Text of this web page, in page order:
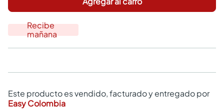
Recibe
mañana
Este producto es vendido, facturado y entregado por
Easy Colombia